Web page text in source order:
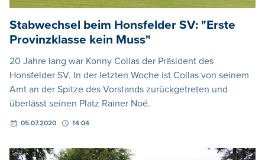
Stabwechsel beim Honsfelder SV: "Erste
Provinzklasse kein Muss"
20 Jahre lang war Konny Collas der Präsident des
Honsfelder SV. In der letzten Woche ist Collas von seinem
Amt an der Spitze des Vorstands zurückgetreten und
überlässt seinen Platz Rainer Noé.
05.07.2020 14:04